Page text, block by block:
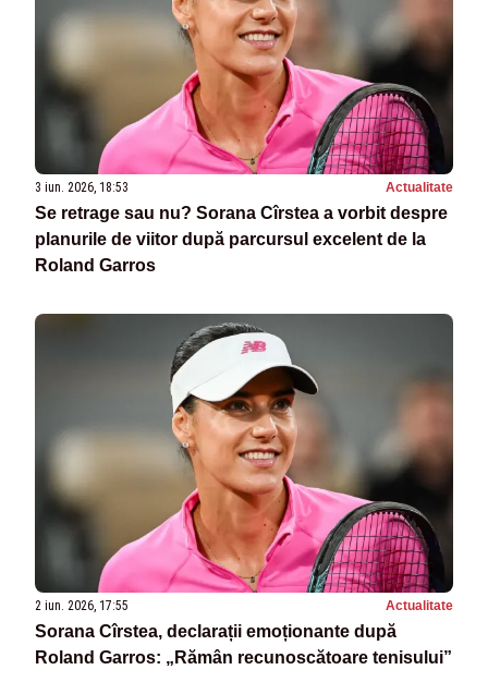
3 iun. 2026, 18:53 Actualitate
Se retrage sau nu? Sorana Cîrstea a vorbit despre
planurile de viitor după parcursul excelent de la
Roland Garros
2 iun. 2026, 17:55 Actualitate
Sorana Cîrstea, declarații emoționante după
Roland Garros: „Rămân recunoscătoare tenisului”